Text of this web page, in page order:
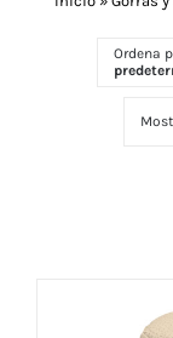
Navidad 🎄
Ordena